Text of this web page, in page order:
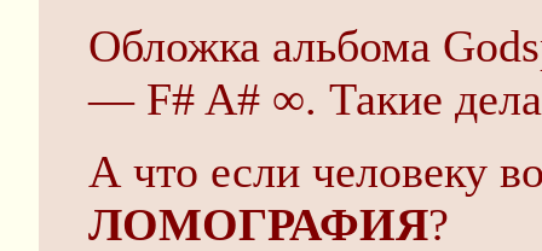
Обложка альбома
— F# A# ∞. Такие
А что если человеку
ЛОМОГРАФИЯ?